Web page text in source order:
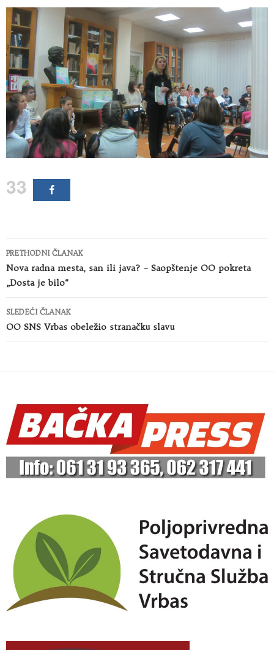
33
Kretanje
članaka
PRETHODNI ČLANAK
Nova radna mesta, san ili java? – Saopštenje OO pokreta
„Dosta je bilo“
SLEDEĆI ČLANAK
OO SNS Vrbas obeležio stranačku slavu